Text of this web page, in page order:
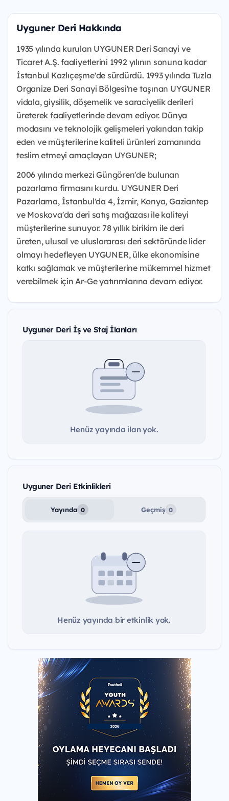
Uyguner Deri Hakkında
1935 yılında kurulan UYGUNER Deri Sanayi ve
Ticaret A.Ş. faaliyetlerini 1992 yılının sonuna kadar
İstanbul Kazlıçeşme'de sürdürdü. 1993 yılında Tuzla
Organize Deri Sanayi Bölgesi'ne taşınan UYGUNER
vidala, giysilik, döşemelik ve saraciyelik derileri
üreterek faaliyetlerinde devam ediyor. Dünya
modasını ve teknolojik gelişmeleri yakından takip
eden ve müşterilerine kaliteli ürünleri zamanında
teslim etmeyi amaçlayan UYGUNER;
2006 yılında merkezi Güngören'de bulunan
pazarlama firmasını kurdu. UYGUNER Deri
Pazarlama, İstanbul'da 4, İzmir, Konya, Gaziantep
ve Moskova'da deri satış mağazası ile kaliteyi
müşterilerine sunuyor. 78 yıllık birikim ile deri
üreten, ulusal ve uluslararası deri sektöründe lider
olmayı hedefleyen UYGUNER, ülke ekonomisine
katkı sağlamak ve müşterilerine mükemmel hizmet
verebilmek için Ar-Ge yatırımlarına devam ediyor.
Uyguner Deri İş ve Staj İlanları
Henüz yayında ilan yok.
Uyguner Deri Etkinlikleri
Yayında 0 Geçmiş 0
Henüz yayında bir etkinlik yok.